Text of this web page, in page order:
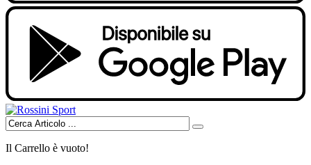
Il Carrello è vuoto!